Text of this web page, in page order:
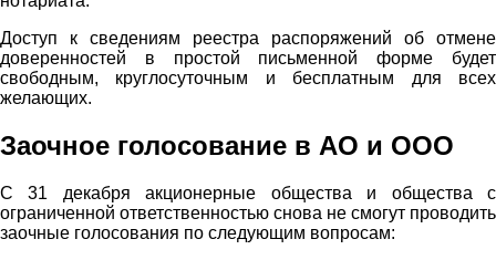
Доступ к сведениям реестра распоряжений об отмене
доверенностей в простой письменной форме будет
свободным, круглосуточным и бесплатным для всех
желающих.
Заочное голосование в АО и ООО
С 31 декабря акционерные общества и общества с
ограниченной ответственностью снова не смогут проводить
заочные голосования по следующим вопросам: